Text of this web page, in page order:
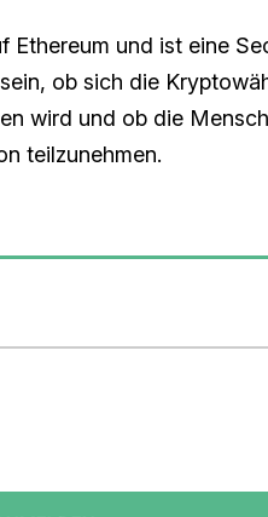
Ethereum und ist eine
ob sich die
wird und ob die
teilzunehmen.